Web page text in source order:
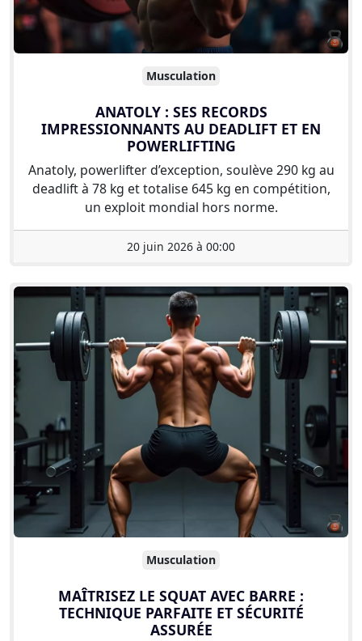
Musculation
ANATOLY : SES RECORDS
IMPRESSIONNANTS AU DEADLIFT ET EN
POWERLIFTING
Anatoly, powerlifter d’exception, soulève 290 kg au
deadlift à 78 kg et totalise 645 kg en compétition,
un exploit mondial hors norme.
20 juin 2026 à 00:00
Musculation
MAÎTRISEZ LE SQUAT AVEC BARRE :
TECHNIQUE PARFAITE ET SÉCURITÉ
ASSURÉE